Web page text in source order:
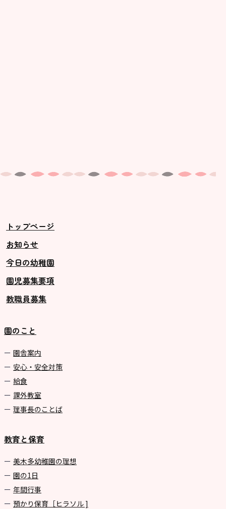
トップページ
お知らせ
今日の幼稚園
園児募集要項
教職員募集
園のこと
園舎案内
安心・安全対策
給食
課外教室
理事長のことば
教育と保育
美⽊多幼稚園の理想
園の1⽇
年間⾏事
預かり保育［ヒラソル ]